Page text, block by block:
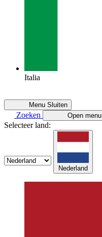
Italia
Menu Sluiten
Zoeken Open menu
Selecteer land:
Nederland